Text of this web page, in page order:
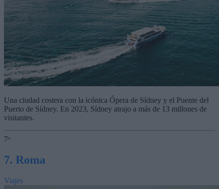
Una ciudad costera con la icónica Ópera de Sídney y el Puente del
Puerto de Sídney. En 2023, Sídney atrajo a más de 13 millones de
visitantes.
7°
7. Roma
Viajes